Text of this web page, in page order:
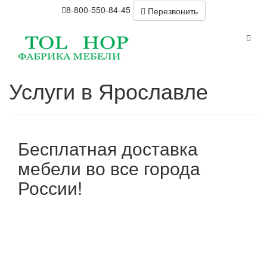
8-800-550-84-45 Перезвонить
Услуги в Ярославле
Бесплатная доставка
мебели во все города
России!